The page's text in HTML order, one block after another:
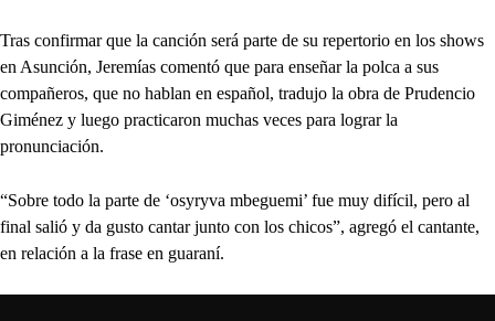
Tras confirmar que la canción será parte de su repertorio en los shows
en Asunción, Jeremías comentó que para enseñar la polca a sus
compañeros, que no hablan en español, tradujo la obra de Prudencio
Giménez y luego practicaron muchas veces para lograr la
pronunciación.
“Sobre todo la parte de ‘osyryva mbeguemi’ fue muy difícil, pero al
final salió y da gusto cantar junto con los chicos”, agregó el cantante,
en relación a la frase en guaraní.